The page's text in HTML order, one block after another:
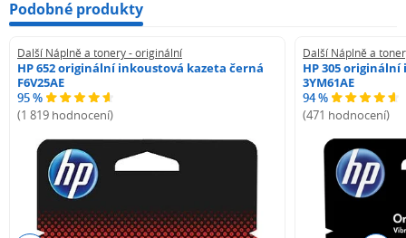
Podobné produkty
Další Náplně a tonery - originální
HP 652 originální inkoustová kazeta černá
F6V25AE
95 %
(1 819 hodnocení)
Další Náplně a
HP 305
3YM61AE
94 %
(471 hodnocení)